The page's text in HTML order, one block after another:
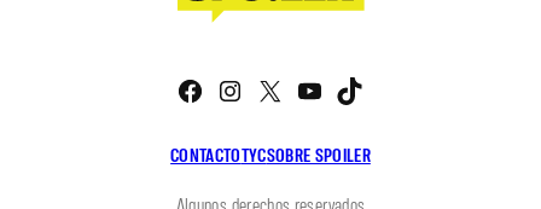
CONTACTOTYCSOBRE SPOILER
Facebook
Instagram
X YouTube